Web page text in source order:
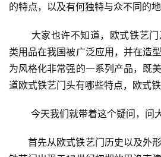
的特点，以及有何独特与众不同的地
类用品在我国被广泛应用，并在造
为风格化非常强的一系列产品，既
道欧式铁艺门头有哪些特点，欧式
今天我们就带着这个疑问，问
首先从欧式铁艺门历史以及外